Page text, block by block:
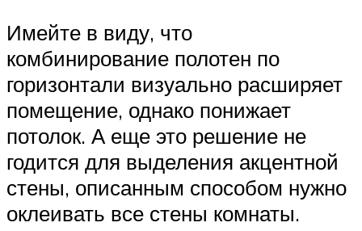
Имейте в виду, что
комбинирование полотен по
горизонтали визуально расширяет
помещение, однако понижает
потолок. А еще это решение не
годится для выделения акцентной
стены, описанным способом нужно
оклеивать все стены комнаты.